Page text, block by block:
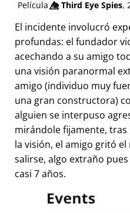
Película👁️⃤Third Eye Spies,
El incidente involucró
profundas: el fundador
acechando a su amigo
una visión paranormal
amigo (individuo muy
una gran constructora)
alguien se interpuso
mirándole fijamente, tras
la visión, el amigo gritó
salirse, algo extraño
casi 7 años.